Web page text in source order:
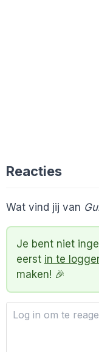
Reacties
Wat vind jij van
Je bent niet
eerst in te
maken! 🎉